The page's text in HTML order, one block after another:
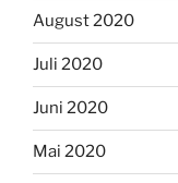
August 2020
Juli 2020
Juni 2020
Mai 2020